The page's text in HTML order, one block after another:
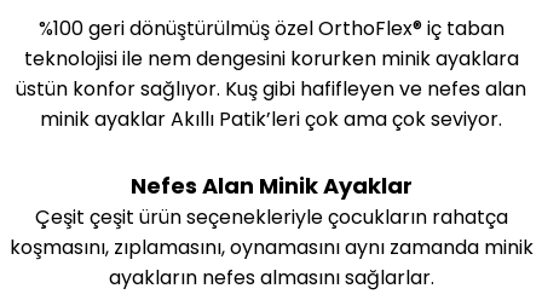
%100 geri dönüştürülmüş özel OrthoFlex® iç taban
teknolojisi ile nem dengesini korurken minik ayaklara
üstün konfor sağlıyor. Kuş gibi hafifleyen ve nefes alan
minik ayaklar Akıllı Patik’leri çok ama çok seviyor.
Nefes Alan Minik Ayaklar
Çeşit çeşit ürün seçenekleriyle çocukların rahatça
koşmasını, zıplamasını, oynamasını aynı zamanda minik
ayakların nefes almasını sağlarlar.